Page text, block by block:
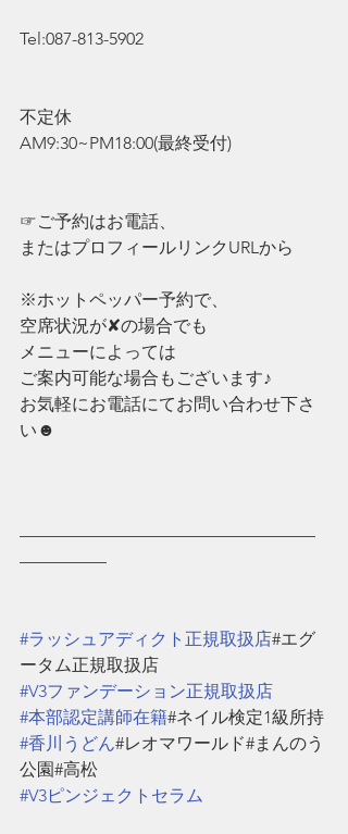
Tel:087-813-5902
不定休
AM9:30~PM18:00(最終受付)
☞ご予約はお電話、
またはプロフィールリンクURLから
※ホットペッパー予約で、
空席状況が✘の場合でも
メニューによっては
ご案内可能な場合もございます♪
お気軽にお電話にてお問い合わせ下さ
い☻
—————————————————
—————
#ラッシュアディクト正規取扱店#エグ
ータム正規取扱店
#V3ファンデーション正規取扱店
#本部認定講師在籍#ネイル検定1級所持
#香川うどん#レオマワールド#まんのう
公園#高松
#V3ピンジェクトセラム